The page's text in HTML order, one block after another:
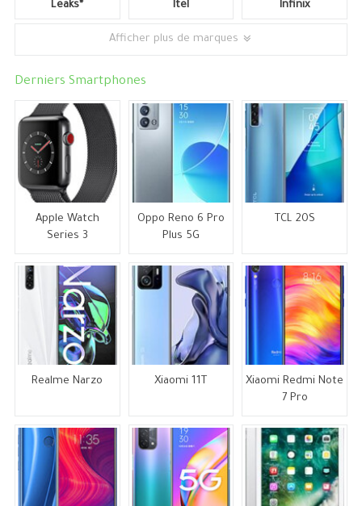
Leaks* Itel Infinix
Afficher plus de marques
Derniers Smartphones
Apple Watch
Series 3
Oppo Reno 6 Pro
Plus 5G
TCL 20S
Realme Narzo Xiaomi 11T
Xiaomi Redmi Note
7 Pro